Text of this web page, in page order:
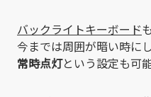
バックライトキーボード
今までは周囲が暗い時に
常時点灯という設定も可